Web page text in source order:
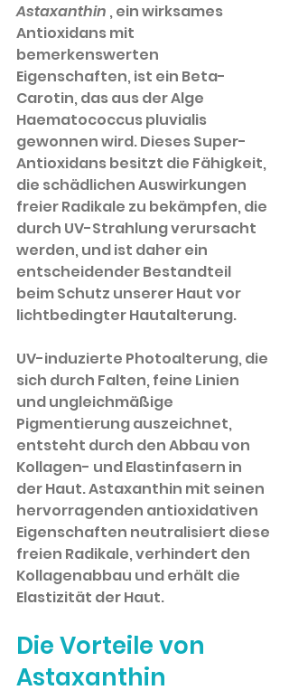
Astaxanthin , ein wirksames
Antioxidans mit
bemerkenswerten
Eigenschaften, ist ein Beta-
Carotin, das aus der Alge
Haematococcus pluvialis
gewonnen wird. Dieses Super-
Antioxidans besitzt die Fähigkeit,
die schädlichen Auswirkungen
freier Radikale zu bekämpfen, die
durch UV-Strahlung verursacht
werden, und ist daher ein
entscheidender Bestandteil
beim Schutz unserer Haut vor
lichtbedingter Hautalterung.
UV-induzierte Photoalterung, die
sich durch Falten, feine Linien
und ungleichmäßige
Pigmentierung auszeichnet,
entsteht durch den Abbau von
Kollagen- und Elastinfasern in
der Haut. Astaxanthin mit seinen
hervorragenden antioxidativen
Eigenschaften neutralisiert diese
freien Radikale, verhindert den
Kollagenabbau und erhält die
Elastizität der Haut.
Die Vorteile von
Astaxanthin